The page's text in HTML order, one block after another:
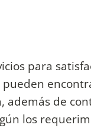
para
de
los